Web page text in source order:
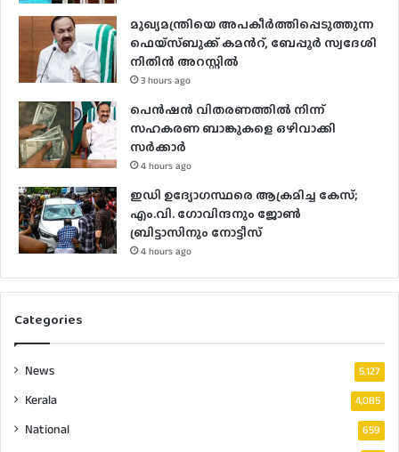
മുഖ്യമന്ത്രിയെ അപകീർത്തിപ്പെടുത്തുന്ന
ഫെയ്സ്ബുക്ക് കമന്‍റ്, ബേപ്പൂർ സ്വദേശി
നിതിൻ അറസ്റ്റിൽ
3 hours ago
പെൻഷൻ വിതരണത്തിൽ നിന്ന്
സഹകരണ ബാങ്കുകളെ ഒഴിവാക്കി
സർക്കാർ
4 hours ago
ഇഡി ഉദ്യോഗസ്ഥരെ ആക്രമിച്ച കേസ്;
എം.വി. ഗോവിന്ദനും ജോൺ
ബ്രിട്ടാസിനും നോട്ടീസ്
4 hours ago
Categories
News 5,127
Kerala 4,085
National 659